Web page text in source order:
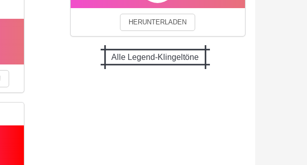
HERUNTERLADEN
Alle Legend-Klingeltöne